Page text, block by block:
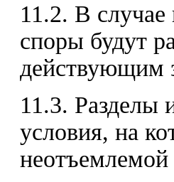
11.2. В случае
споры будут
действующим
11.3. Разделы
условия, на